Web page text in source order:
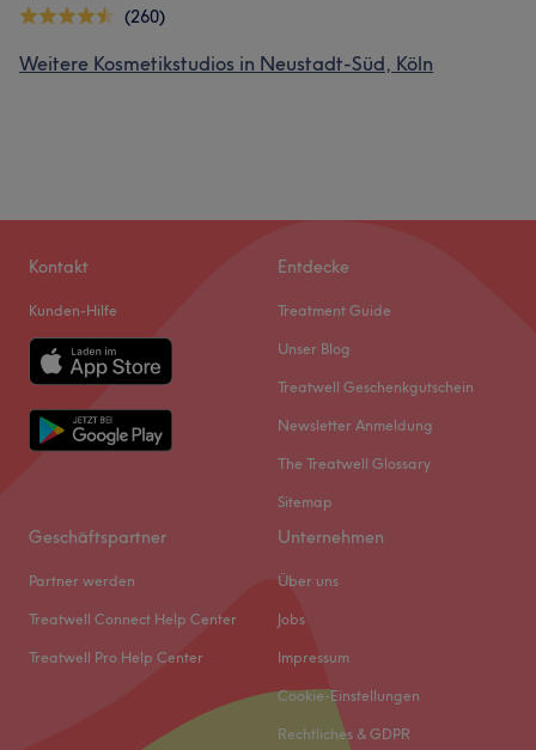
(260)
Weitere Kosmetikstudios in Neustadt-Süd, Köln
Kontakt
Kunden-Hilfe
Entdecke
Treatment Guide
Unser Blog
Treatwell Geschenkgutschein
Newsletter Anmeldung
The Treatwell Glossary
Sitemap
Geschäftspartner
Partner werden
Treatwell Connect Help Center
Treatwell Pro Help Center
Unternehmen
Über uns
Jobs
Impressum
Cookie-Einstellungen
Rechtliches & GDPR